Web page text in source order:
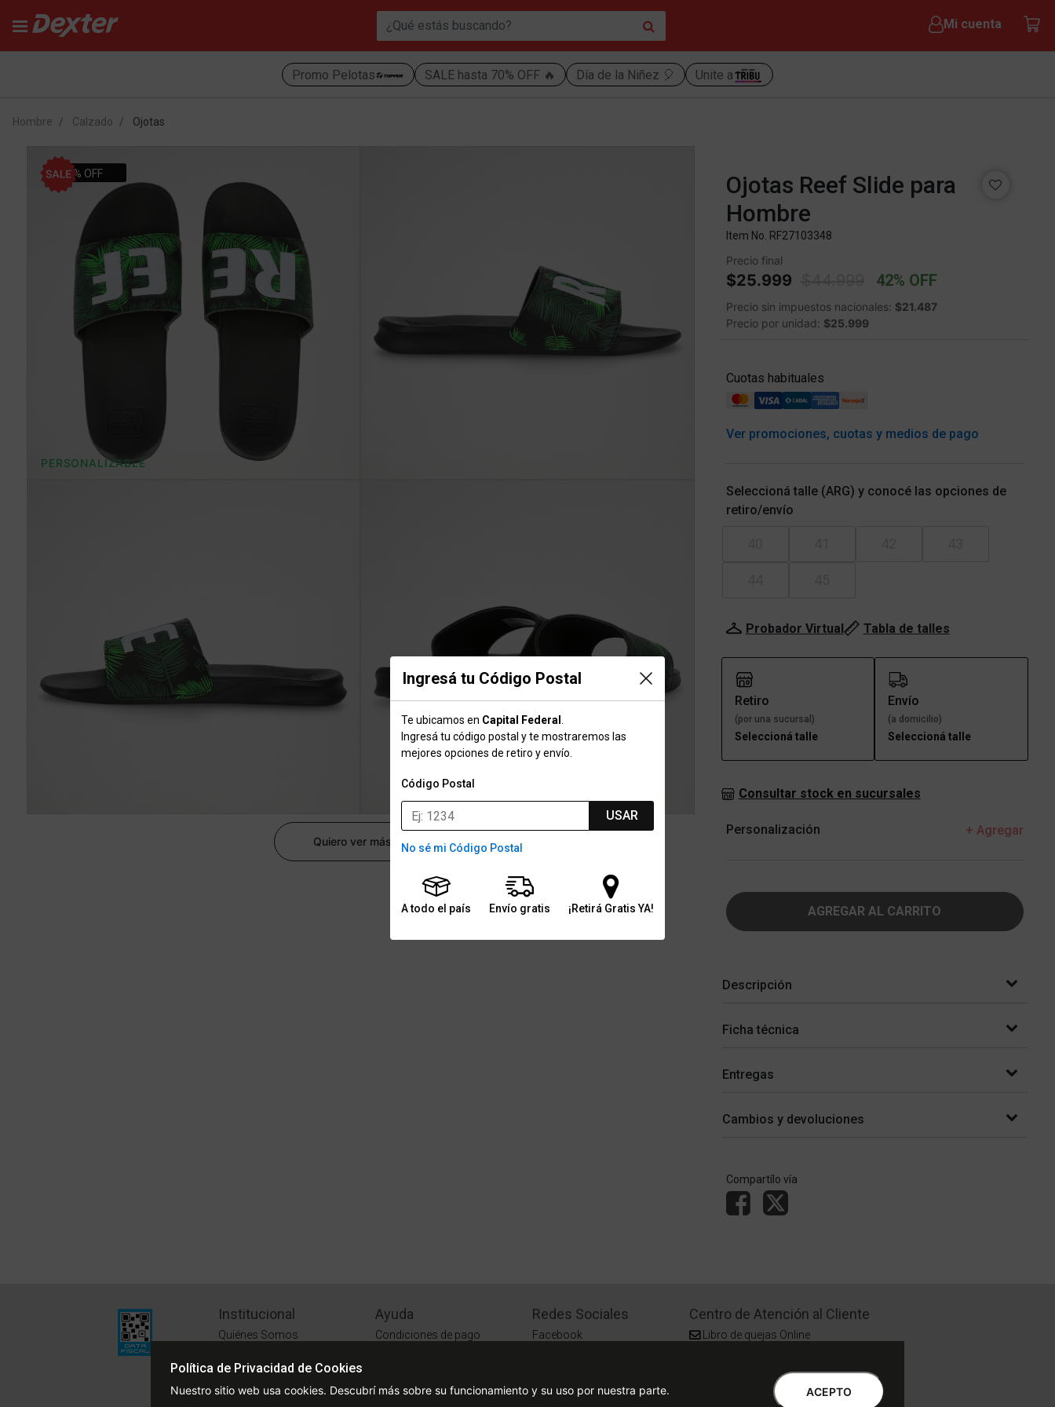
Mi cuenta
Promo Pelotas SALE hasta 70% OFF 🔥 Día de la Niñez 🎈 Unite a
Ingresá tu Código Postal
Te ubicamos en Capital Federal
Ingresá tu código postal y te mostraremos las
mejores opciones de retiro y envío.
Código Postal
USAR
No sé mi Código Postal
A todo el país Envío gratis ¡Retirá Gratis YA!
Hombre Calzado Ojotas
42% OFF
PERSONALIZABLE
Quiero ver más
Ojotas Reef Slide para
Hombre
Item No. RF27103348
Precio final
$25.999 Price reduced from
$44.999 42% OFF
Precio sin impuestos nacionales: $21.487
Precio por unidad: $25.999
Cuotas habituales
Ver promociones, cuotas y medios de pago
Seleccioná talle (ARG) y conocé las opciones de
retiro/envío
Probador Virtual Tabla de talles
Retiro
(por una sucursal)
Seleccioná talle
Envío
(a domicilio)
Seleccioná talle
Consultar stock en sucursales
Personalización + Agregar
AGREGAR AL CARRITO
Descripción
Ficha técnica
Entregas
Cambios y devoluciones
Compartílo vía
Institucional
Quiénes Somos
Términos y Condiciones
Ayuda
Condiciones de pago
¿Cómo comprar?
Redes Sociales
Facebook
Centro de Atención al Cliente
Libro de quejas Online
0810-888-3398 | Lu a Vi 9 a 18 | Sa 9 a 17
Política de Privacidad de Cookies
Nuestro sitio web usa cookies. Descubrí más sobre su funcionamiento y su uso por nuestra parte. ACEPTO